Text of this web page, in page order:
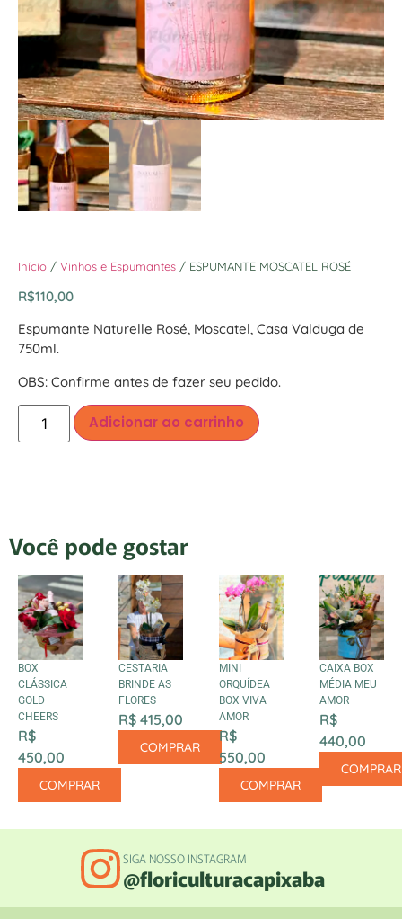
Início / Vinhos e Espumantes / ESPUMANTE MOSCATEL ROSÉ
R$110,00
Espumante Naturelle Rosé, Moscatel, Casa Valduga de
750ml.
OBS: Confirme antes de fazer seu pedido.
Adicionar ao carrinho
Você pode gostar
BOX
CLÁSSICA
GOLD
CHEERS
R$
450,00
COMPRAR
CESTARIA
BRINDE AS
FLORES
R$ 415,00
COMPRAR
MINI
ORQUÍDEA
BOX VIVA
AMOR
R$
550,00
COMPRAR
CAIXA BOX
MÉDIA MEU
AMOR
R$
440,00
COMPRAR
SIGA NOSSO INSTAGRAM
@floriculturacapixaba